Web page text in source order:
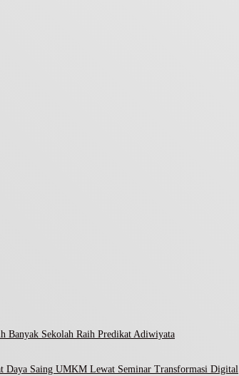
Banyak Sekolah Raih Predikat Adiwiyata
Daya Saing UMKM Lewat Seminar Transformasi Digital